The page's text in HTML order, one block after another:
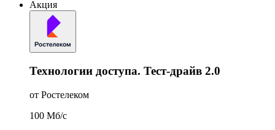
Акция
Технологии доступа. Тест-драйв 2.0
от Ростелеком
100 Мб/c